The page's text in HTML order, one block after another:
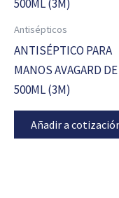
Antisépticos
ANTISÉPTICO PARA
MANOS AVAGARD DE
500ML (3M)
Añadir a